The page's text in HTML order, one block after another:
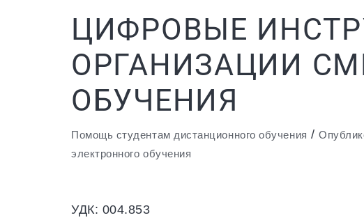
ЦИФРОВЫЕ
ОРГАНИЗАЦИИ
ОБУЧЕНИЯ
Помощь студентам дистанционного обучения /
электронного обучения
УДК: 004.853